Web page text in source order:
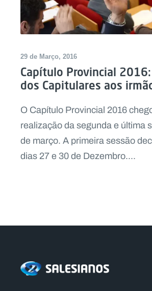
29 de Março, 2016
Capítulo Provincial
dos Capitulares aos
O Capítulo Provincial 2016
realização da segunda e última
de março. A primeira sessão
dias 27 e 30 de Dezembro....